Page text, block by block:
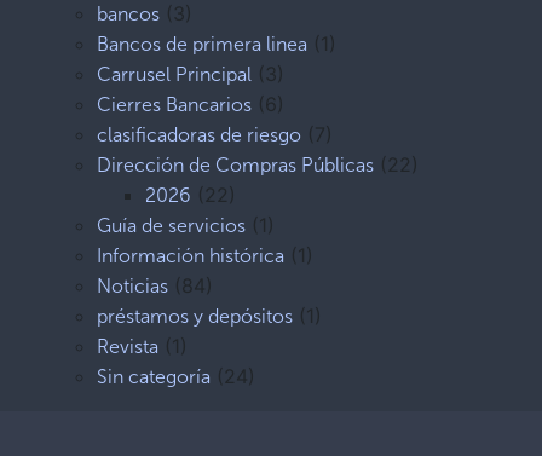
bancos (3)
Bancos de primera linea (1)
Carrusel Principal (3)
Cierres Bancarios (6)
clasificadoras de riesgo (7)
Dirección de Compras Públicas (22)
2026 (22)
Guía de servicios (1)
Información histórica (1)
Noticias (84)
préstamos y depósitos (1)
Revista (1)
Sin categoría (24)